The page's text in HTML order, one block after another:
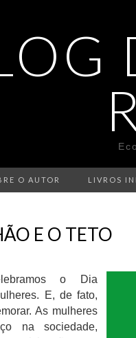
O AUTOR LIVROS
E O TETO
o Dia
E, de fato,
As mulheres
na sociedade,